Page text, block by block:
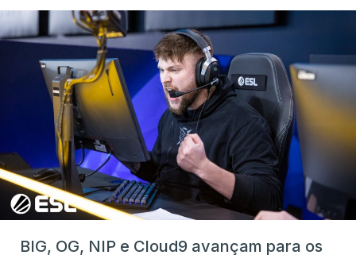
BIG, OG, NIP e Cloud9 avançam para os